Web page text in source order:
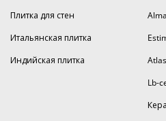
Плитка для стен
Итальянская плитка
Индийская плитка
Lb-